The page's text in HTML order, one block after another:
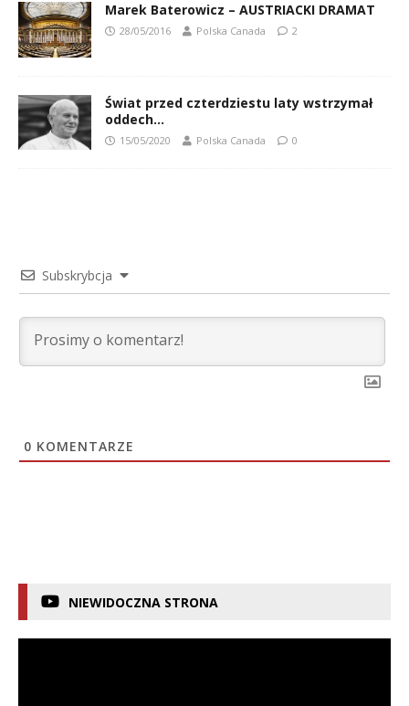
Marek Baterowicz – AUSTRIACKI DRAMAT
28/05/2016 Polska Canada 2
Świat przed czterdziestu laty wstrzymał
oddech…
15/05/2020 Polska Canada 0
Subskrybcja
0 KOMENTARZE
NIEWIDOCZNA STRONA